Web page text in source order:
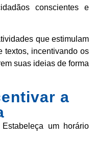
conscientes e
que estimulam
textos, incentivando os
suas ideias de forma
a
Estabeleça um horário